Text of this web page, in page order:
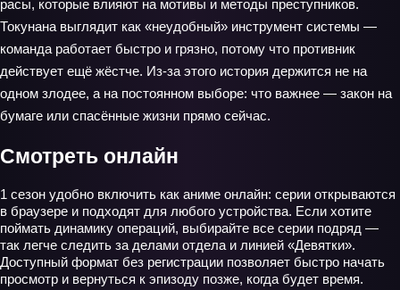
расы, которые влияют на мотивы и методы преступников.
Токунана выглядит как «неудобный» инструмент системы —
команда работает быстро и грязно, потому что противник
действует ещё жёстче. Из‑за этого история держится не на
одном злодее, а на постоянном выборе: что важнее — закон на
бумаге или спасённые жизни прямо сейчас.
Смотреть онлайн
1 сезон удобно включить как аниме онлайн: серии открываются
в браузере и подходят для любого устройства. Если хотите
поймать динамику операций, выбирайте все серии подряд —
так легче следить за делами отдела и линией «Девятки».
Доступный формат без регистрации позволяет быстро начать
просмотр и вернуться к эпизоду позже, когда будет время.